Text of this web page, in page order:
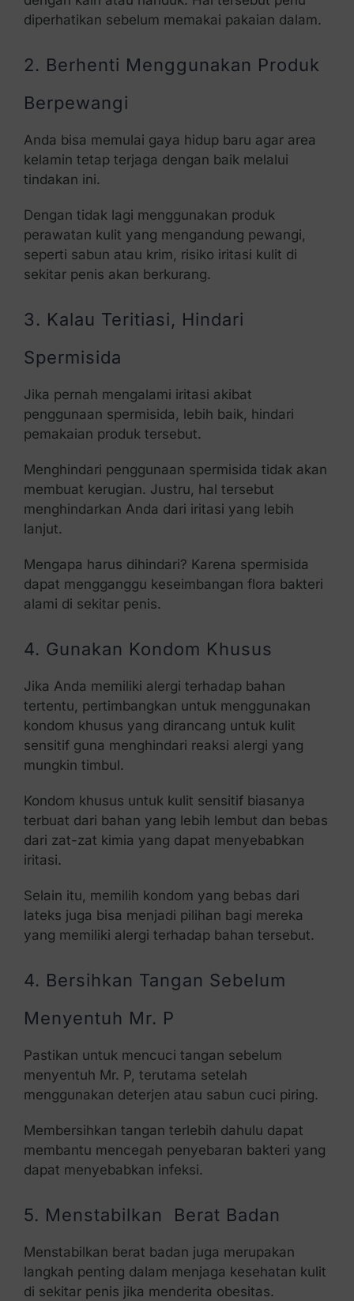
diperhatikan sebelum memakai pakaian dalam.
2. Berhenti Menggunakan Produk
Berpewangi
Anda bisa memulai gaya hidup baru agar area
kelamin tetap terjaga dengan baik melalui
tindakan ini.
Dengan tidak lagi menggunakan produk
perawatan kulit yang mengandung pewangi,
seperti sabun atau krim, risiko iritasi kulit di
sekitar penis akan berkurang.
3. Kalau Teritiasi, Hindari
Spermisida
Jika pernah mengalami iritasi akibat
penggunaan spermisida, lebih baik, hindari
pemakaian produk tersebut.
Menghindari penggunaan spermisida tidak akan
membuat kerugian. Justru, hal tersebut
menghindarkan Anda dari iritasi yang lebih
lanjut.
Mengapa harus dihindari? Karena spermisida
dapat mengganggu keseimbangan flora bakteri
alami di sekitar penis.
4. Gunakan Kondom Khusus
Jika Anda memiliki alergi terhadap bahan
tertentu, pertimbangkan untuk menggunakan
kondom khusus yang dirancang untuk kulit
sensitif guna menghindari reaksi alergi yang
mungkin timbul.
Kondom khusus untuk kulit sensitif biasanya
terbuat dari bahan yang lebih lembut dan bebas
dari zat-zat kimia yang dapat menyebabkan
iritasi.
Selain itu, memilih kondom yang bebas dari
lateks juga bisa menjadi pilihan bagi mereka
yang memiliki alergi terhadap bahan tersebut.
4. Bersihkan Tangan Sebelum
Menyentuh Mr. P
Pastikan untuk mencuci tangan sebelum
menyentuh Mr. P, terutama setelah
menggunakan deterjen atau sabun cuci piring.
Membersihkan tangan terlebih dahulu dapat
membantu mencegah penyebaran bakteri yang
dapat menyebabkan infeksi.
5. Menstabilkan Berat Badan
Menstabilkan berat badan juga merupakan
langkah penting dalam menjaga kesehatan kulit
di sekitar penis jika menderita obesitas.